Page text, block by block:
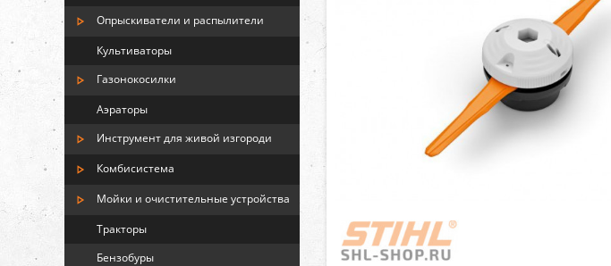
Опрыскиватели и распылители
Культиваторы
Газонокосилки
Аэраторы
Инструмент для живой изгороди
Комбисистема
Мойки и очистительные устройства
Тракторы
Бензобуры